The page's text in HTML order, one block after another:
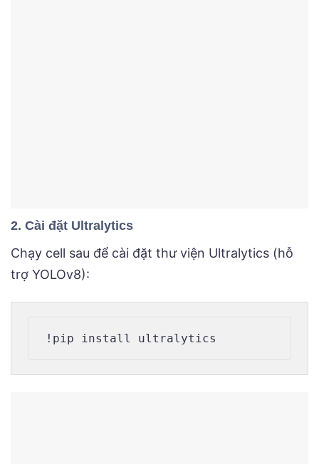
2. Cài đặt Ultralytics
Chạy cell sau để cài đặt thư viện Ultralytics (hỗ
trợ YOLOv8):